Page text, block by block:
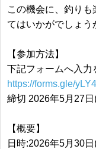
この機会に、釣り
てはいかがでしょう
【参加方法】
下記フォームへ入力
https://forms.gle/
締切 2026年5月27日(
【概要】
日時:2026年5月30